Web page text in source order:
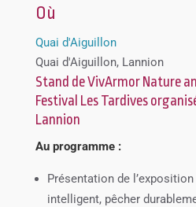
Où
Quai d'Aiguillon
Quai d'Aiguillon, Lannion
Stand de VivArmor Nature
Festival Les Tardives
Lannion
Au programme :
Présentation de
intelligent, pêcher